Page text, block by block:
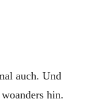
auch. Und
hin.